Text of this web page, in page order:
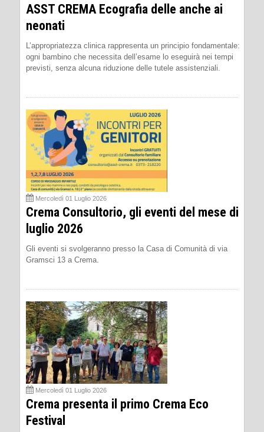
ASST CREMA Ecografia delle anche ai
neonati
L’appropriatezza clinica rappresenta un principio fondamentale:
ogni bambino che necessita dell’esame lo eseguirà nei tempi
previsti, senza alcuna riduzione delle tutele assistenziali.
Mercoledì 01 Luglio 2026
Crema Consultorio, gli eventi del mese di
luglio 2026
Gli eventi si svolgeranno presso la Casa di Comunità di via
Gramsci 13 a Crema.
Mercoledì 01 Luglio 2026
Crema presenta il primo Crema Eco
Festival